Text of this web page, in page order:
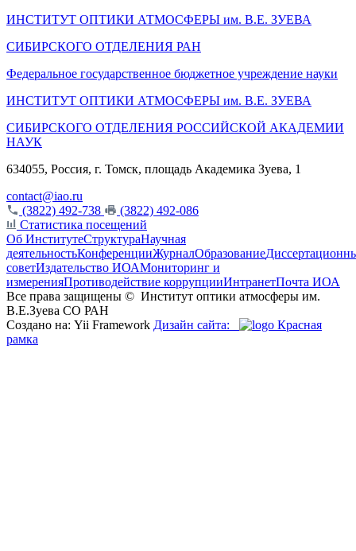
ИНСТИТУТ ОПТИКИ АТМОСФЕРЫ им. В.Е. ЗУЕВА
СИБИРСКОГО ОТДЕЛЕНИЯ РАН
Федеральное государственное бюджетное учреждение науки
ИНСТИТУТ ОПТИКИ АТМОСФЕРЫ им. В.Е. ЗУЕВА
СИБИРСКОГО ОТДЕЛЕНИЯ РОССИЙСКОЙ АКАДЕМИИ
НАУК
634055, Россия, г. Томск, площадь Академика Зуева, 1
contact@iao.ru
(3822) 492-738
(3822) 492-086
Статистика посещений
Об ИнститутеСтруктураНаучная
деятельностьКонференцииЖурналОбразование
советИздательство ИОАМониторинг и
измеренияПротиводействие коррупцииИнтранетПочта ИОА
Все права защищены © Институт оптики атмосферы им.
В.Е.Зуева СО РАН
Создано на: Yii Framework Дизайн сайта:
Красная
рамка